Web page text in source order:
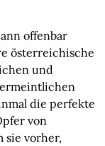
offenbar
österreichische
und
die perfekte
von
sie vorher,